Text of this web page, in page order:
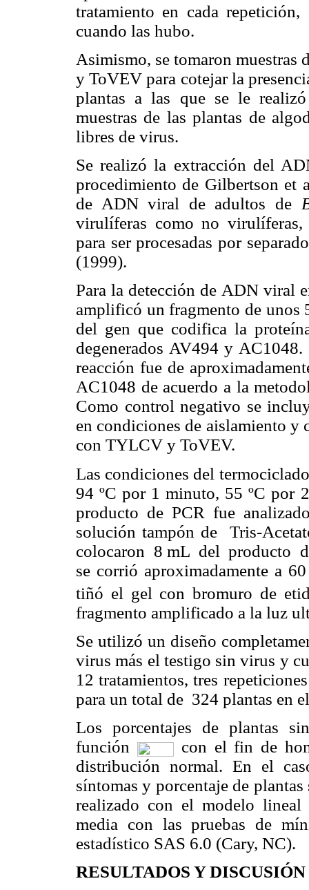
tratamiento en cada
cuando las hubo.
Asimismo, se tomaron muestras
y ToVEV para cotejar la
plantas a las que se le
muestras de las plantas de
libres de virus.
Se realizó la extracción del
procedimiento de Gilbertson et
de ADN viral de adultos de
virulíferas como no virulíferas,
para ser procesadas por
(1999).
Para la detección de ADN viral
amplificó un fragmento de unos
del gen que codifica la
degenerados AV494 y
reacción fue de
AC1048 de acuerdo a la
Como control negativo se
en condiciones de aislamiento y
con TYLCV y ToVEV.
Las condiciones del
94 ºC por 1 minuto, 55 ºC por
producto de PCR fue
solución tampón de Tris-
colocaron 8 mL del producto
se corrió aproximadamente a
tiñó el gel con bromuro de
fragmento amplificado a la luz
Se utilizó un diseño
virus más el testigo sin virus y
12 tratamientos, tres
para un total de 324 plantas en
Los porcentajes de plantas
función
con el fin de
distribución normal. En el
síntomas y porcentaje de
realizado con el modelo
media con las pruebas de
estadístico SAS 6.0 (Cary, NC).
RESULTADOS Y DISCUSIÓN